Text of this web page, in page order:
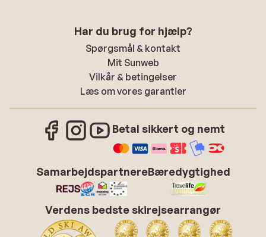
Har du brug for hjælp?
Spørgsmål & kontakt
Mit Sunweb
Vilkår & betingelser
Læs om vores garantier
Betal sikkert og nemt
SamarbejdspartnereBæredygtighed
Verdens bedste skirejsearrangør